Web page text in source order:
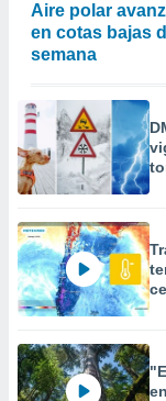
Aire polar
en cotas bajas
semana